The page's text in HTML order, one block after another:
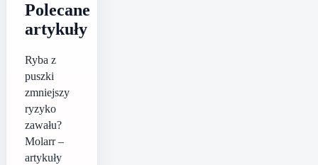
Polecane
artykuły
Ryba z
puszki
zmniejszy
ryzyko
zawału?
Molarr –
artykuły